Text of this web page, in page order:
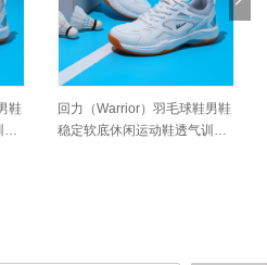
鞋
练
回力（Warrior）羽毛球鞋男鞋
稳定软底休闲运动鞋透气训练